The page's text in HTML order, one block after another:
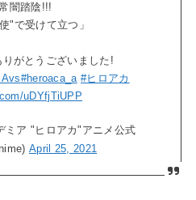
闇踏陰!!!
"で受けて立つ」
がとうございました!
#heroaca_a #ヒロアカ
uDYfjTiUPP
ア "ヒロアカ"アニメ公式
April 25, 2021